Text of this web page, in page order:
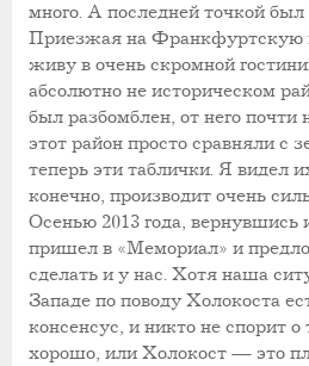
много. А последней точкой
Приезжая на
живу в очень скромной
абсолютно не историческом
был разбомблен, от него почти
этот район просто сравняли с
теперь эти таблички. Я видел
конечно, производит очень
Осенью 2013 года,
пришел в «Мемориал» и
сделать и у нас. Хотя наша
Западе по поводу Холокоста
консенсус, и никто не спорит
хорошо, или Холокост — это